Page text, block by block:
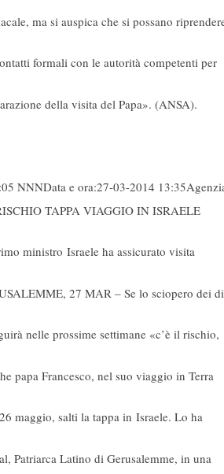
ma si auspica che si possano
formali con le autorità competenti per
della visita del Papa». (ANSA).
NNNData e ora:27-03-2014
TAPPA VIAGGIO IN ISRAELE
ministro Israele ha assicurato visita
27 MAR – Se lo sciopero dei
nelle prossime settimane «c’è il rischio,
papa Francesco, nel suo viaggio in Terra
maggio, salti la tappa in Israele. Lo ha
Patriarca Latino di Gerusalemme, in una